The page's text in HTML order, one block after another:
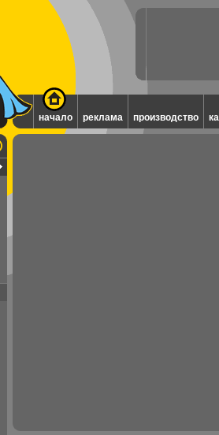
начало реклама производство